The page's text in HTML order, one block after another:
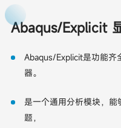
Abaqus/Explicit
Abaqus/Explicit是功能齐
器。
是一个通用分析模块，
题，